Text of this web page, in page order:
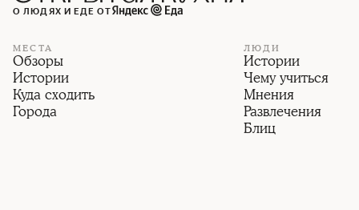
О ЛЮДЯХ И ЕДЕ ОТ
МЕСТА
Обзоры
Истории
Куда сходить
Города
ЛЮДИ
Истории
Чему учиться
Мнения
Развлечения
Блиц